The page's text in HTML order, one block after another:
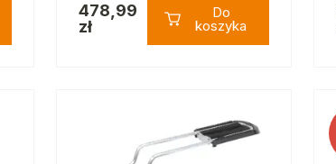
478,99
zł
Do
koszyka